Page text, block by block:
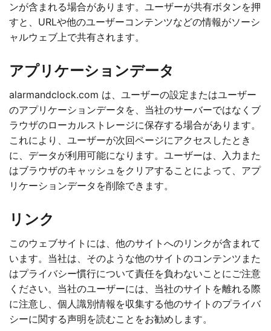
ンが含まれる場合があります。ユーザーが共有ボタンを押
すと、URLや他のユーザーコンテンツなどの情報がソーシ
ャルウェブ上で共有されます。
アプリケーションデータ
alarmandclock.com は、ユーザーの設定またはユーザー
のアプリケーションデータを、当社のサーバーではなくブ
ラウザのローカルストレージに保存する場合があります。
これにより、ユーザーが次回ページにアクセスしたとき
に、データが利用可能になります。ユーザーは、入力また
はブラウザのキャッシュをクリアすることによって、アプ
リケーションデータを削除できます。
リンク
このウェブサイトには、他のサイトへのリンクが含まれて
います。当社は、そのような他のサイトのコンテンツまた
はプライバシー慣行について責任を負わないことにご注意
ください。当社のユーザーには、当社のサイトを離れる際
に注意し、個人識別情報を収集する他のサイトのプライバ
シーに関する声明を読むことをお勧めします。